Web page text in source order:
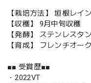
【栽培方法】 垣根レイ
【収穫】 9月中旬収穫
【発酵】 ステンレスタ
【育成】 フレンチオー
■■ 受賞歴■■
・2022VT